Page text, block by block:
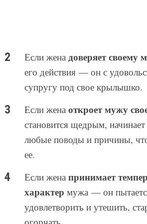
Если жена доверяет своему
его действия — он с
супругу под свое крылышко.
Если жена откроет мужу
становится щедрым, начинает
любые поводы и причины,
ее.
Если жена принимает
характер мужа — он
удовлетворить и утешить,